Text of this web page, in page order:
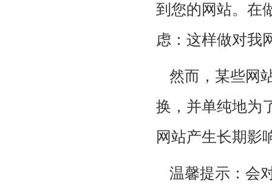
到您的网站。在
虑：这样做对我
然而，某些网
换，并单纯地为
网站产生长期影
温馨提示：会